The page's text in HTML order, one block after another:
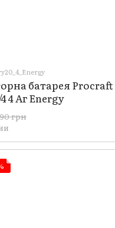
батарея Procraft
4 Аг Energy
грн